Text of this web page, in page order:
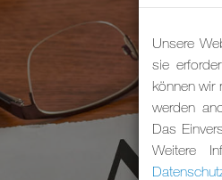
Unsere
sie
können wir
werden
Das
Weitere